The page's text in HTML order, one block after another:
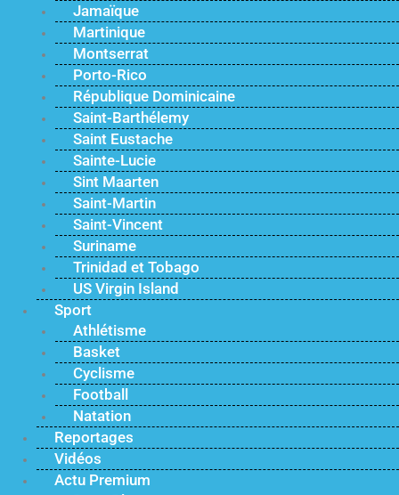
Jamaïque
Martinique
Montserrat
Porto-Rico
République Dominicaine
Saint-Barthélemy
Saint Eustache
Sainte-Lucie
Sint Maarten
Saint-Martin
Saint-Vincent
Suriname
Trinidad et Tobago
US Virgin Island
Sport
Athlétisme
Basket
Cyclisme
Football
Natation
Reportages
Vidéos
Actu Premium